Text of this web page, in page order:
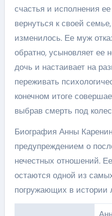
счастья и исполнения
вернуться к своей
изменилось. Ее муж
обратно, усыновляет ее
дочь и настаивает на
переживать
конечном итоге
выбрав смерть под
Биография Анны
предупреждением о
нечестных отношений.
остаются одной из
погружающих в истории